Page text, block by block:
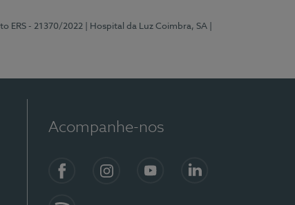
ERS - 21370/2022 | Hospital da Luz Coimbra, SA
Acompanhe-nos